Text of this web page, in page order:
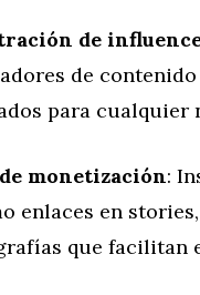
de
de
para cualquier
monetización:
enlaces en
que facilitan